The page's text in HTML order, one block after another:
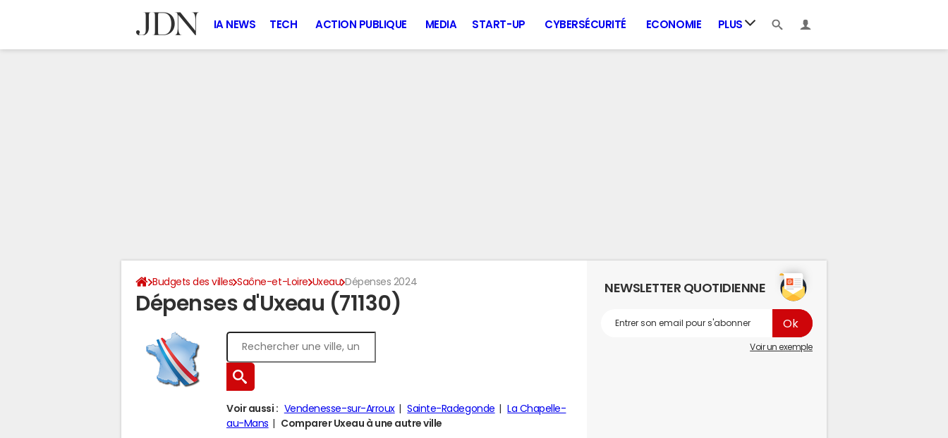
IA NEWS TECH ACTION PUBLIQUE MEDIA START-UP CYBERSÉCURITÉ ECONOMIE PLUS
Budgets des villes Saône-et-Loire Uxeau Dépenses 2024
Dépenses d'Uxeau (71130)
Voir aussi : Vendenesse-sur-Arroux Sainte-Radegonde
La Chapelle-
au-Mans
Comparer Uxeau à une autre ville
NEWSLETTER QUOTIDIENNE
Voir un exemple